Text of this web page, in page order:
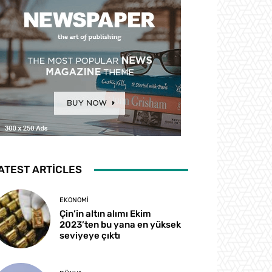
ARTICLES
EKONOMI
Çin’in altın alımı Ekim
2023’ten bu yana en yüksek
seviyeye çıktı